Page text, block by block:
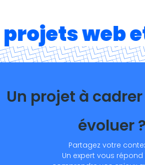
web
Un projet à
évoluer ?
Partagez votre
Un expert vous